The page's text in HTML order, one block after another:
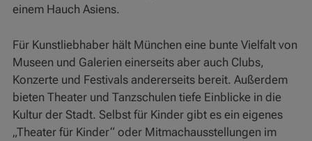
einem Hauch Asiens.
Für Kunstliebhaber hält München eine bunte Vielfalt von
Museen und Galerien einerseits aber auch Clubs,
Konzerte und Festivals andererseits bereit. Außerdem
bieten Theater und Tanzschulen tiefe Einblicke in die
Kultur der Stadt. Selbst für Kinder gibt es ein eigenes
„Theater für Kinder“ oder Mitmachausstellungen im